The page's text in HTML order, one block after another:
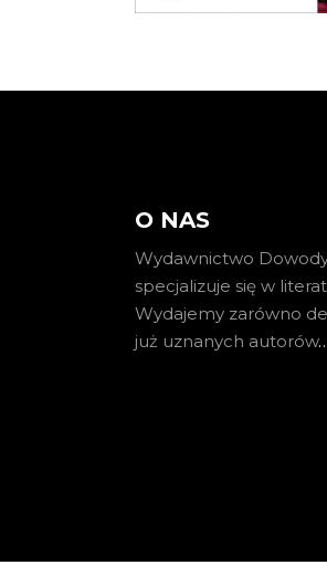
O NAS
Wydawnictwo
specjalizuje się w
Wydajemy zarówno
już uznanych autorów